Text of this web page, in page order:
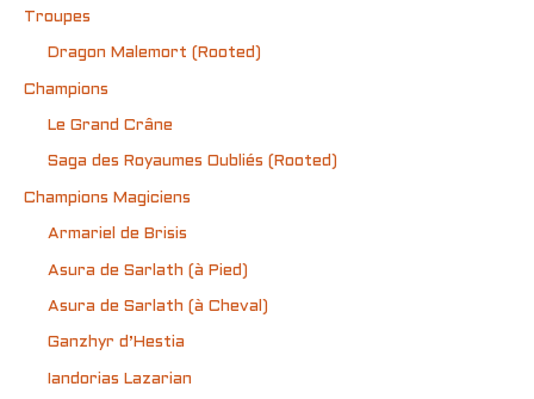
Troupes
Dragon Malemort (Rooted)
Champions
Le Grand Crâne
Saga des Royaumes Oubliés (Rooted)
Champions Magiciens
Armariel de Brisis
Asura de Sarlath (à Pied)
Asura de Sarlath (à Cheval)
Ganzhyr d’Hestia
Iandorias Lazarian